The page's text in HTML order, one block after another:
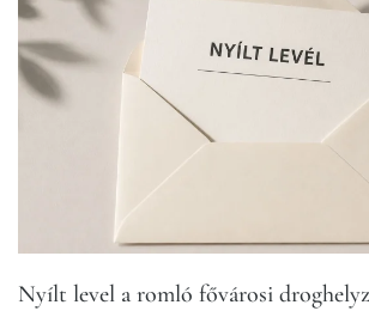
Nyílt level a romló fővárosi